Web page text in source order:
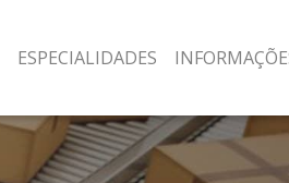
ESPECIALIDADES